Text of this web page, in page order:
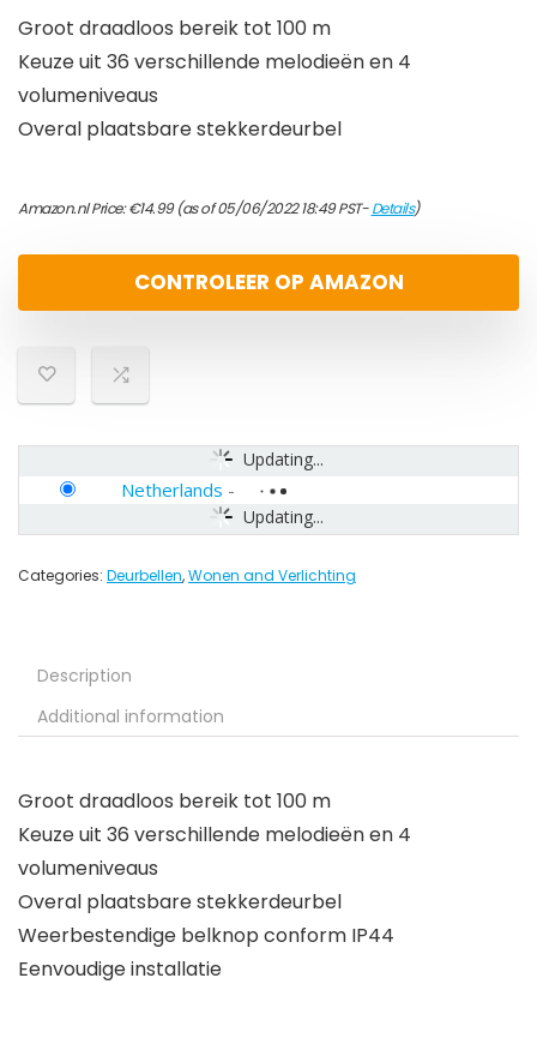
Groot draadloos bereik tot 100 m
Keuze uit 36 verschillende melodieën en 4
volumeniveaus
Overal plaatsbare stekkerdeurbel
Amazon.nl Price:€14.99(as of 05/06/2022 18:49 PST-Details)
CONTROLEER OP AMAZON
Updating...
Updating...
Netherlands -
Categories: Deurbellen,Wonen and Verlichting
Description
Additional information
Groot draadloos bereik tot 100 m
Keuze uit 36 verschillende melodieën en 4
volumeniveaus
Overal plaatsbare stekkerdeurbel
Weerbestendige belknop conform IP44
Eenvoudige installatie